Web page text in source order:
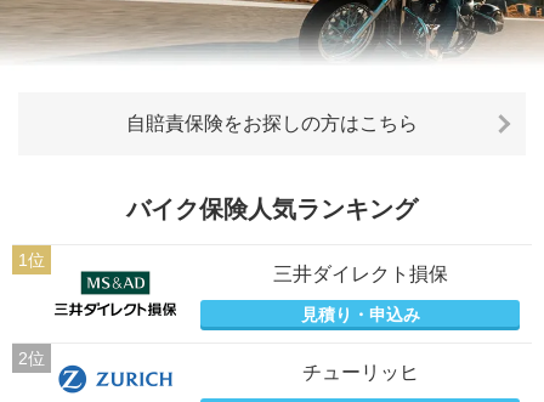
自賠責保険をお探しの方はこちら
バイク保険人気ランキング
1位
三井ダイレクト損保
見積り・申込み
2位
チューリッヒ